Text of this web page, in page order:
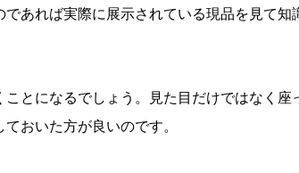
あれば実際に展示されている現品を見て知
とになるでしょう。見た目だけではなく座
おいた方が良いのです。